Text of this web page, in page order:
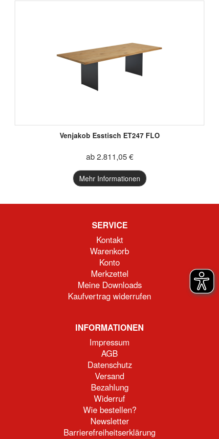
Venjakob Esstisch ET247 FLO
ab 2.811,05 €
Mehr Informationen
SERVICE
Kontakt
Warenkorb
Konto
Merkzettel
Meine Downloads
Kaufvertrag widerrufen
INFORMATIONEN
Impressum
AGB
Datenschutz
Versand
Bezahlung
Widerruf
Wie bestellen?
Newsletter
Barrierefreiheitserklärung